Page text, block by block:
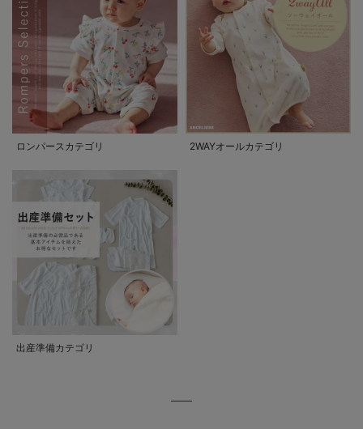
ロンパースカテゴリ 2WAYオールカテゴリ
出産準備カテゴリ